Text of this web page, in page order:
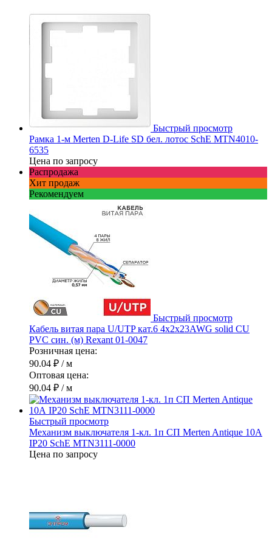
Быстрый просмотр
Рамка 1-м Merten D-Life SD бел. лотос SchE MTN4010-
6535
Цена по запросу
Распродажа
Хит продаж
Рекомендуем
Быстрый просмотр
Кабель витая пара U/UTP кат.6 4х2х23AWG solid CU
PVC син. (м) Rexant 01-0047
Розничная цена:
90.04 ₽ / м
Оптовая цена:
90.04 ₽ / м
Быстрый просмотр
Механизм выключателя 1-кл. 1п СП Merten Antique 10А
IP20 SchE MTN3111-0000
Цена по запросу